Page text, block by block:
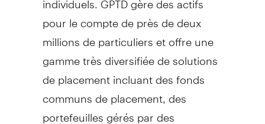
pour le compte de près de deux
millions de particuliers et offre une
gamme très diversifiée de solutions
de placement incluant des fonds
communs de placement, des
portefeuilles gérés par des